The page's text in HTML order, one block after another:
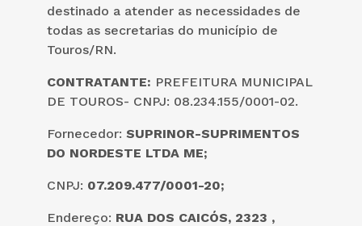
destinado a atender as necessidades de
todas as secretarias do município de
Touros/RN.
CONTRATANTE: PREFEITURA MUNICIPAL
DE TOUROS- CNPJ: 08.234.155/0001-02.
Fornecedor: SUPRINOR-SUPRIMENTOS
DO NORDESTE LTDA ME;
CNPJ: 07.209.477/0001-20;
Endereço: RUA DOS CAICÓS, 2323 ,